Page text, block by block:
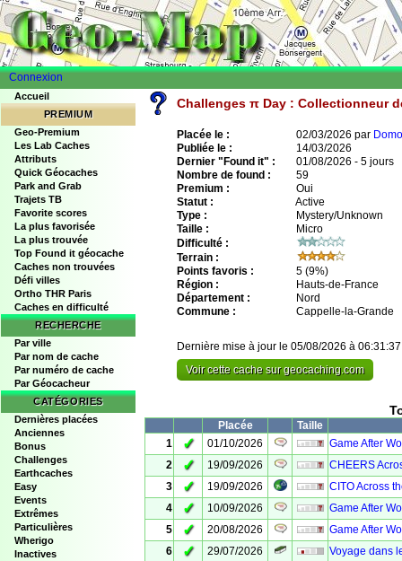
Connexion
Accueil
PREMIUM
Geo-Premium
Les Lab Caches
Attributs
Quick Géocaches
Park and Grab
Trajets TB
Favorite scores
La plus favorisée
La plus trouvée
Top Found it géocache
Caches non trouvées
Défi villes
Ortho THR Paris
Caches en difficulté
RECHERCHE
Par ville
Par nom de cache
Par numéro de cache
Par Géocacheur
CATÉGORIES
Dernières placées
Anciennes
Bonus
Challenges
Earthcaches
Easy
Events
Extrêmes
Particulières
Wherigo
Inactives
Challenges π Day : Collectionneur
Placée le : 02/03/2026 par
Publiée le :
14/03/2026
Dernier "Found it" :
01/08/2026 - 5 jours
Nombre de found :
59
Premium :
Oui
Statut :
Active
Type :
Mystery/Unknown
Taille :
Micro
Difficulté :
Terrain :
Points favoris :
5 (9%)
Région :
Hauts-de-France
Département :
Nord
Commune :
Cappelle-la-Grande
Dernière mise à jour le 05/08/2026 à 06:31:37
Voir cette cache sur geocaching.com
Placée
Taille
1
✓ 01/10/2026
Game After
2
✓ 19/09/2026
CHEERS
3
✓ 19/09/2026
CITO Across
4
✓ 10/09/2026
Game After
5
✓ 20/08/2026
Game After
6
✓ 29/07/2026
Voyage dans